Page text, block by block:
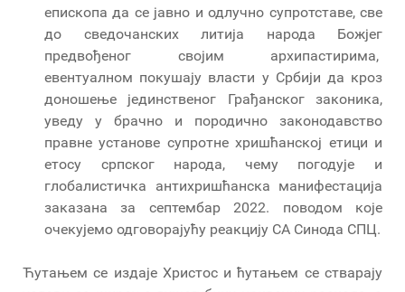
епископа да се јавно и одлучно супротставе, све
до сведочанских литија народа Божјег
предвођеног својим архипастирима,
евентуалном покушају власти у Србији да кроз
доношење јединственог Грађанског законика,
уведу у брачно и породично законодавство
правне установе супротне хришћанској етици и
етосу српског народа, чему погодује и
глобалистичка антихришћанска манифестација
заказана за септембар 2022. поводом које
очекујемо одговорајућу реакцију СА Синода СПЦ.
Ћутањем се издаје Христос и ћутањем се стварају